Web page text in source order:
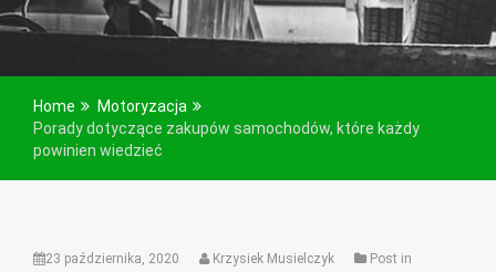
Home
Motoryzacja
Porady dotyczące zakupów samochodów, które każdy
powinien wiedzieć
23 października, 2020 Krzysiek Musielczyk
Post in